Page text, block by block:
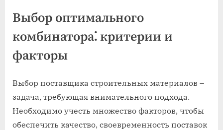
Выбор оптимального
комбинатора⁚ критерии и
факторы
Выбор поставщика строительных материалов –
задача, требующая внимательного подхода.
Необходимо учесть множество факторов, чтобы
обеспечить качество, своевременность поставок